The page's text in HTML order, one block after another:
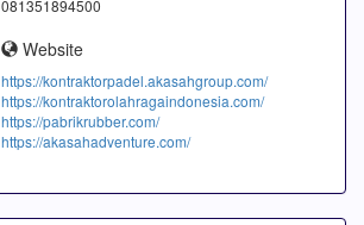
081351894500
Website
https://kontraktorpadel.akasahgroup.com/
https://kontraktorolahragaindonesia.com/
https://pabrikrubber.com/
https://akasahadventure.com/